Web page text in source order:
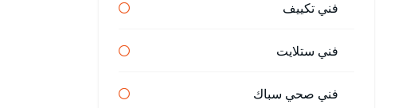
فني تكييف
فني ستلايت
فني صحي سباك